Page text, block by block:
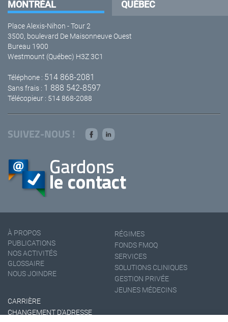
MONTRÉAL QUÉBEC
Place Alexis-Nihon - Tour 2
3500, boulevard De Maisonneuve Ouest
Bureau 1900
Westmount (Québec) H3Z 3C1
Téléphone : 514 868-2081
Sans frais : 1 888 542-8597
Télécopieur : 514 868-2088
SUIVEZ-NOUS !
À PROPOS
PUBLICATIONS
NOS ACTIVITÉS
GLOSSAIRE
NOUS JOINDRE
RÉGIMES
FONDS FMOQ
SERVICES
SOLUTIONS CLINIQUES
GESTION PRIVÉE
JEUNES MÉDECINS
CARRIÈRE
CHANGEMENT D'ADRESSE